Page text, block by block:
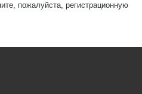
пожалуйста, регистрационную